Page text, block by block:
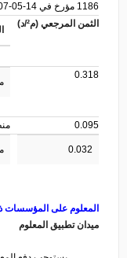
1186 مؤرخ في 14-05-2007
الثمن المرجعي (م²/د)
0.318
0.095
0.032
المعلوم على المؤسسات
ميدان تطبيق المعلوم